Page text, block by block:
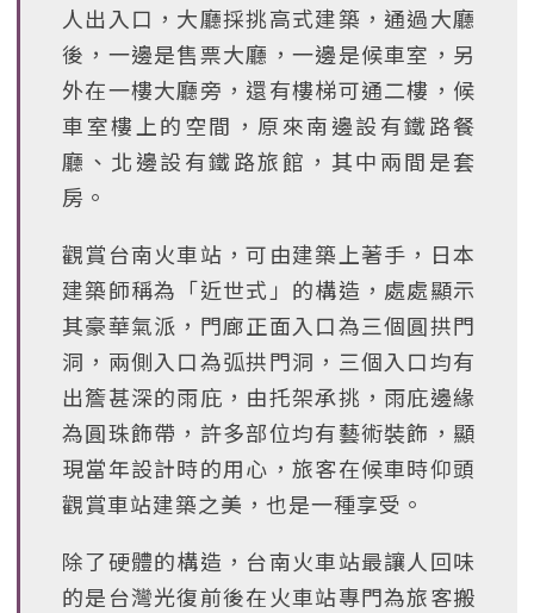
人出入口，大廳採挑高式建築，通過大廳
後，一邊是售票大廳，一邊是候車室，另
外在一樓大廳旁，還有樓梯可通二樓，候
車室樓上的空間，原來南邊設有鐵路餐
廳、北邊設有鐵路旅館，其中兩間是套
房。
觀賞台南火車站，可由建築上著手，日本
建築師稱為「近世式」的構造，處處顯示
其豪華氣派，門廊正面入口為三個圓拱門
洞，兩側入口為弧拱門洞，三個入口均有
出簷甚深的雨庇，由托架承挑，雨庇邊緣
為圓珠飾帶，許多部位均有藝術裝飾，顯
現當年設計時的用心，旅客在候車時仰頭
觀賞車站建築之美，也是一種享受。
除了硬體的構造，台南火車站最讓人回味
的是台灣光復前後在火車站專門為旅客搬